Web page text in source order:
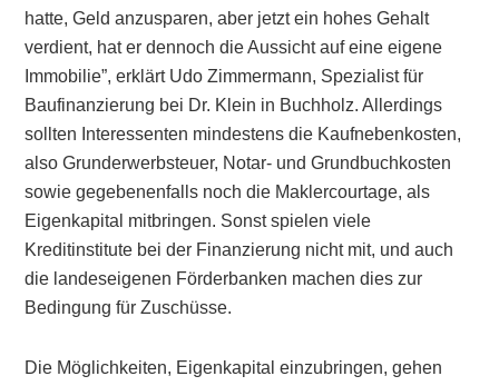
hatte, Geld anzusparen, aber jetzt ein hohes Gehalt
verdient, hat er dennoch die Aussicht auf eine eigene
Immobilie”, erklärt Udo Zimmermann, Spezialist für
Baufinanzierung bei Dr. Klein in Buchholz. Allerdings
sollten Interessenten mindestens die Kaufnebenkosten,
also Grunderwerbsteuer, Notar- und Grundbuchkosten
sowie gegebenenfalls noch die Maklercourtage, als
Eigenkapital mitbringen. Sonst spielen viele
Kreditinstitute bei der Finanzierung nicht mit, und auch
die landeseigenen Förderbanken machen dies zur
Bedingung für Zuschüsse.
Die Möglichkeiten, Eigenkapital einzubringen, gehen